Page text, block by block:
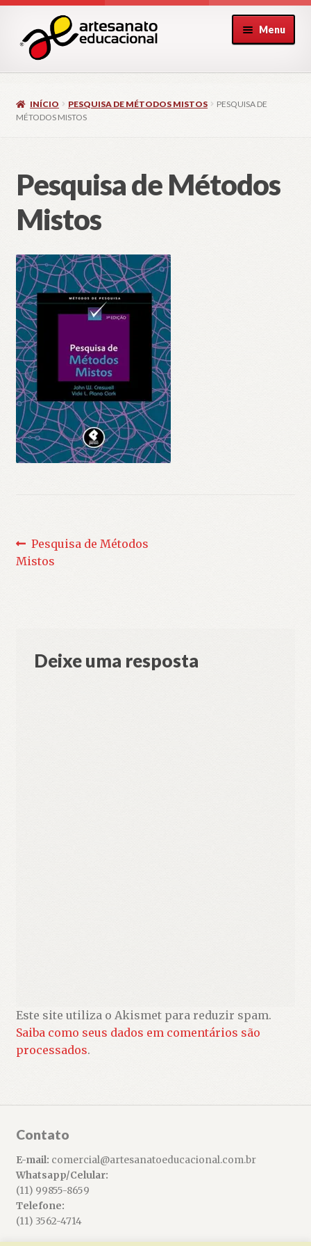
para
navegação
para
conteúdo
Menu
INÍCIO PESQUISA DE MÉTODOS MISTOS
PESQUISA DE
MÉTODOS MISTOS
Pesquisa de Métodos
Mistos
Navegação
de
Post
anterior:
Pesquisa de Métodos
Mistos
Deixe uma resposta
Este site utiliza o Akismet para reduzir spam.
Saiba como seus dados em comentários são
processados.
Contato
E-mail: comercial@artesanatoeducacional.com.br
Whatsapp/Celular:
(11) 99855-8659
Telefone:
(11) 3562-4714